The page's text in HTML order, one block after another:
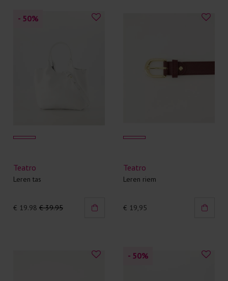
- 50%
Teatro
Leren tas
€ 19.98 € 39.95
Teatro
Leren riem
€ 19,95
- 50%